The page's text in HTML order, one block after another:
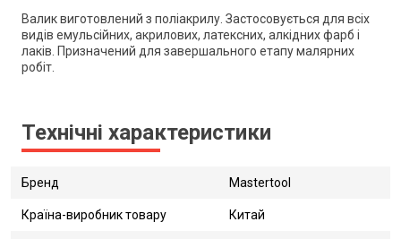
Валик виготовлений з поліакрилу. Застосовується для всіх
видів емульсійних, акрилових, латексних, алкідних фарб і
лаків. Призначений для завершального етапу малярних
робіт.
Технічні характеристики
Бренд Mastertool
Країна-виробник товару Китай